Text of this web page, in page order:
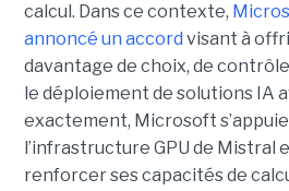
calcul. Dans ce contexte,
annoncé un accord visant à
davantage de choix, de
le déploiement de solutions IA
exactement, Microsoft
l’infrastructure GPU de Mistral
renforcer ses capacités de